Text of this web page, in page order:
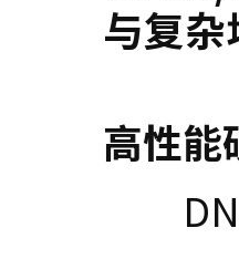
与复
高性能